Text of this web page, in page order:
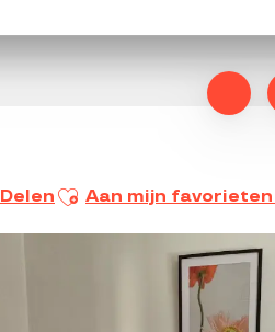
Delen Ajouter aux favoris
Aan mijn